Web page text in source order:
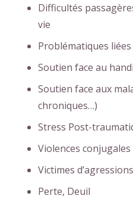
Difficultés
vie
Problématiques
Soutien face au
Soutien face aux
chroniques…)
Stress Post-
Violences conjugales
Victimes d’agressions
Perte, Deuil